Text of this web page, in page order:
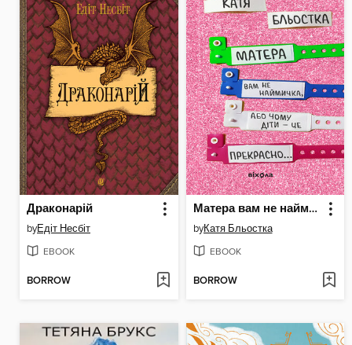
Драконарій
byЕдіт Несбіт
EBOOK
BORROW
Матера вам не наймичка, або Чому діти це — прекрасно...
byКатя Бльостка
EBOOK
BORROW